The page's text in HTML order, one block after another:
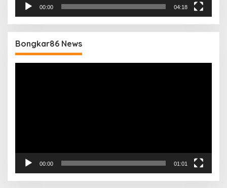
00:00 04:18
Bongkar86 News
00:00 01:01